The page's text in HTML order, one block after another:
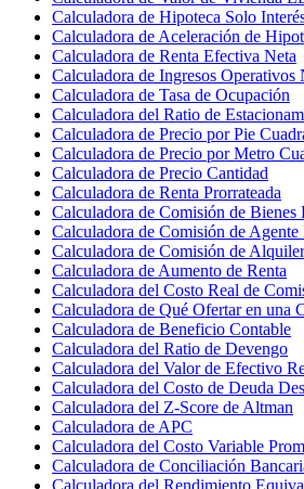
Calculadora de Hipoteca Solo
Calculadora de Aceleración de
Calculadora de Renta Efectiva Neta
Calculadora de Ingresos Operativos
Calculadora de Tasa de Ocupación
Calculadora del Ratio de
Calculadora de Precio por Pie
Calculadora de Precio por Metro
Calculadora de Precio Cantidad
Calculadora de Renta Prorrateada
Calculadora de Comisión de Bienes
Calculadora de Comisión de
Calculadora de Comisión de Alquiler
Calculadora de Aumento de Renta
Calculadora del Costo Real de
Calculadora de Qué Ofertar en una
Calculadora de Beneficio Contable
Calculadora del Ratio de Devengo
Calculadora del Valor de Efectivo
Calculadora del Costo de Deuda
Calculadora del Z-Score de Altman
Calculadora de APC
Calculadora del Costo Variable
Calculadora de Conciliación
Calculadora del Rendimiento